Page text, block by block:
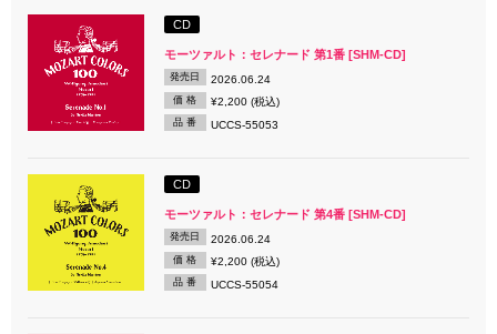
CD
モーツァルト：セレナード 第1番 [SHM-CD]
発売日 2026.06.24
価 格 ¥2,200 (税込)
品 番 UCCS-55053
CD
モーツァルト：セレナード 第4番 [SHM-CD]
発売日 2026.06.24
価 格 ¥2,200 (税込)
品 番 UCCS-55054